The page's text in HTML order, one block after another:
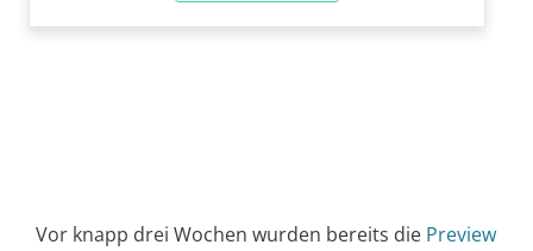
Vor knapp drei Wochen wurden bereits die Preview